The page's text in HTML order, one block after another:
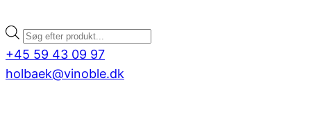
Products
search
+45 59 43 09 97
holbaek@vinoble.dk